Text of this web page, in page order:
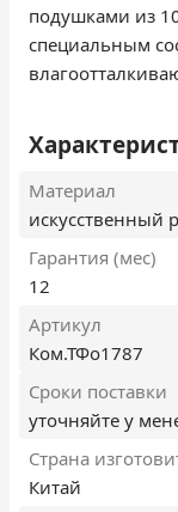
подушками из
специальным
Материал
искусственный
Гарантия (мес)
12
Артикул
Ком.ТФо1787
Сроки поставки
уточняйте у
Страна
Китай